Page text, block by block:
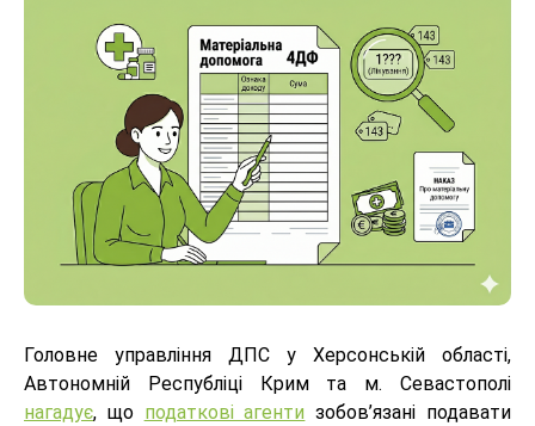
Головне управління ДПС у Херсонській області,
Автономній Республіці Крим та м. Севастополі
нагадує, що податкові агенти зобов’язані подавати